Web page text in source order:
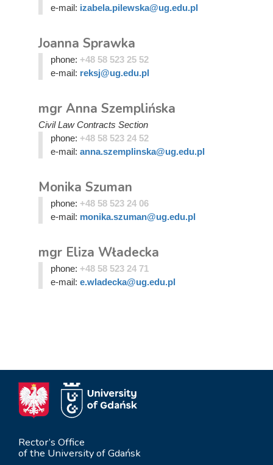
e-mail: izabela.pilewska@ug.edu.pl
Joanna Sprawka
phone: +48 58 523 25 52
e-mail: reksj@ug.edu.pl
mgr Anna Szemplińska
Civil Law Contracts Section
phone: +48 58 523 24 52
e-mail: anna.szemplinska@ug.edu.pl
Monika Szuman
phone: +48 58 523 24 06
e-mail: monika.szuman@ug.edu.pl
mgr Eliza Władecka
phone: +48 58 523 24 71
e-mail: e.wladecka@ug.edu.pl
Rector’s Office
of the University of Gdańsk